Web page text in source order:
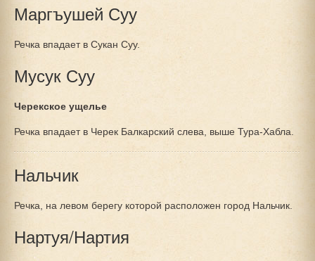
Маргъушей Суу
Речка впадает в Сукан Суу.
Мусук Суу
Черекское ущелье
Речка впадает в Черек Балкарский слева, выше Тура-Хабла.
Нальчик
Речка, на левом берегу которой расположен город Нальчик.
Нартуя/Нартия